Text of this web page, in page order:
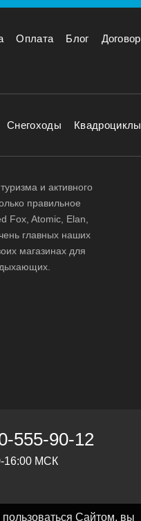
Оплата Блог Договор
Снегоходы Квадроциклы
и активного
правильное
Fox, Atomic, Elan,
главных наших
магазинах для
555-90-12
16:00 МСК
Сайтом, вы